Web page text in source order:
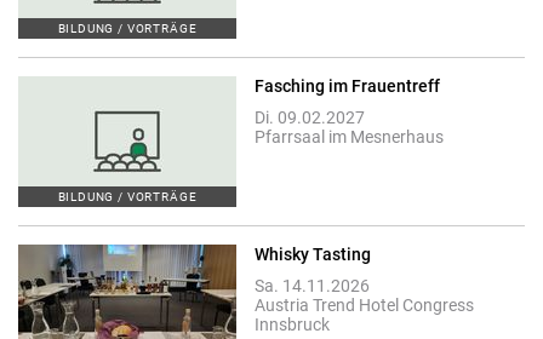
BILDUNG / VORTRÄGE
BILDUNG / VORTRÄGE
Fasching im Frauentreff
Di. 09.02.2027
Pfarrsaal im Mesnerhaus
Whisky Tasting
Sa. 14.11.2026
Austria Trend Hotel Congress
Innsbruck